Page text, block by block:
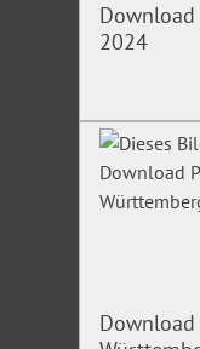
2024